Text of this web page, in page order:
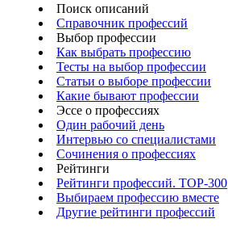
Поиск описаний
Справочник профессий
Выбор профессии
Как выбрать профессию
Тесты на выбор профессии
Статьи о выборе профессии
Какие бывают профессии
Эссе о профессиях
Один рабочий день
Интервью со специалистами
Сочинения о профессиях
Рейтинги
Рейтинги профессий. TOP-300
Выбираем профессию вместе
Другие рейтинги профессий